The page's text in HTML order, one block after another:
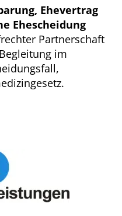
Ehevertrag
Ehescheidung
Partnerschaft
im